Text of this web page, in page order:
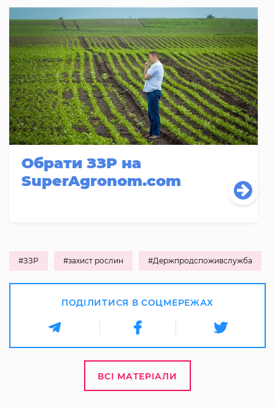
Обрати ЗЗР на
SuperAgronom.com
#ЗЗР #захист рослин #Держпродспоживслужба
ПОДІЛИТИСЯ В СОЦМЕРЕЖАХ
ВСІ МАТЕРІАЛИ